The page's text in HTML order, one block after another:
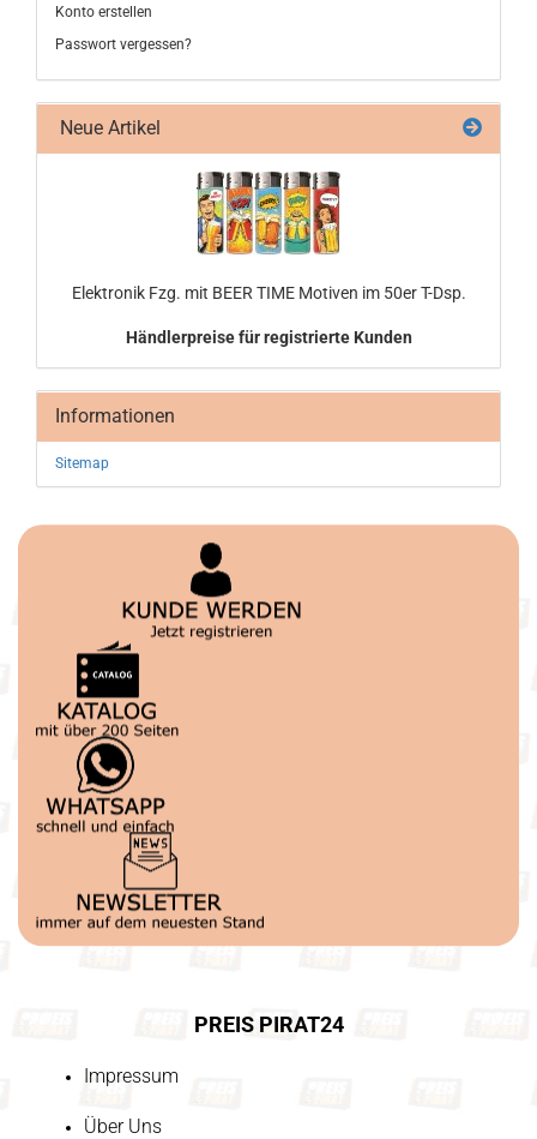
Konto erstellen
Passwort vergessen?
Neue Artikel
Elek­tro­nik Fzg. mit BEER TIME Mo­ti­ven im 50er T-Dsp.
Händlerpreise für registrierte Kunden
Informationen
Sitemap
PREIS PIRAT24
Impressum
Über Uns